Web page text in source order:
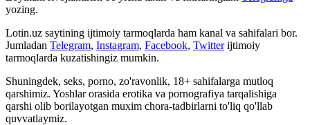
yozing.
Lotin.uz saytining ijtimoiy tarmoqlarda ham kanal va sahifalari bor.
Jumladan Telegram, Instagram, Facebook, Twitter ijtimoiy
tarmoqlarda kuzatishingiz mumkin.
Shuningdek, seks, porno, zo'ravonlik, 18+ sahifalarga mutloq
qarshimiz. Yoshlar orasida erotika va pornografiya tarqalishiga
qarshi olib borilayotgan muxim chora-tadbirlarni to'liq qo'llab
quvvatlaymiz.